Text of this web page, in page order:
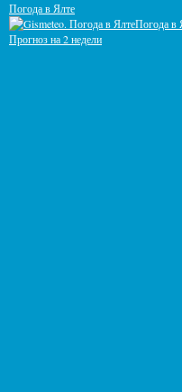
Погода в Ялте
Погода в
Прогноз на 2 недели